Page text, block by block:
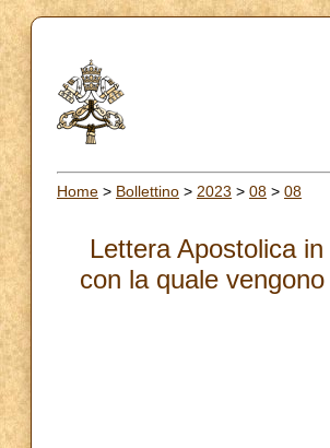
Home > Bollettino > 2023 > 08 > 08
Lettera Apostolica
con la quale